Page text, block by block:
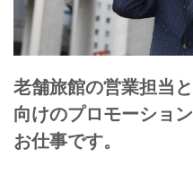
老舗旅館の営業担当
向けのプロモーショ
お仕事です。